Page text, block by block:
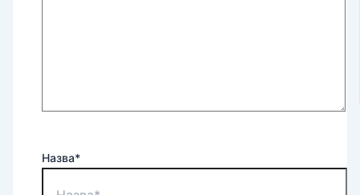
Назва*